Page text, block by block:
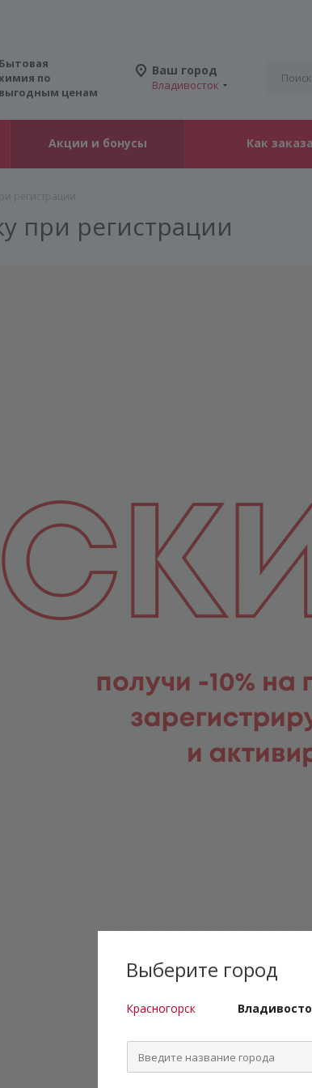
Бытовая
по
выгодным ценам
Ваш город
Владивосток
Акции и бонусы Как
при регистрации
Выберите город
Красногорск